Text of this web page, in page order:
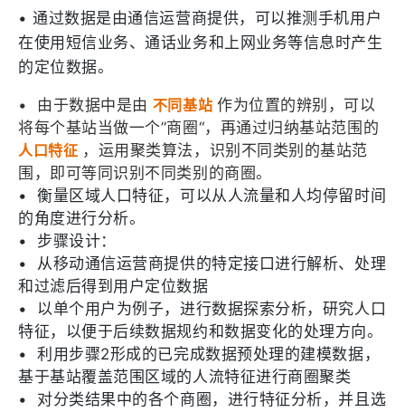
•通过数据是由通信运营商提供，可以推测手机用户
在使用短信业务、通话业务和上网业务等信息时产生
的定位数据。
• 由于数据中是由 不同基站 作为位置的辨别，可以
将每个基站当做一个”商圈“，再通过归纳基站范围的
人口特征 ，运用聚类算法，识别不同类别的基站范
围，即可等同识别不同类别的商圈。
•
衡量区域人口特征，可以从人流量和人均停留时间
的角度进行分析。
•
步骤设计：
•
从移动通信运营商提供的特定接口进行解析、处理
和过滤后得到用户定位数据
•
以单个用户为例子，进行数据探索分析，研究人口
特征，以便于后续数据规约和数据变化的处理方向。
•
利用步骤2形成的已完成数据预处理的建模数据，
基于基站覆盖范围区域的人流特征进行商圈聚类
•
对分类结果中的各个商圈，进行特征分析，并且选